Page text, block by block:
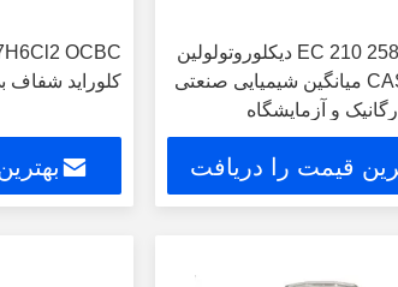
شماره EC 210 258 8 2 دیکلوروتولولین
CAS 611 19 8 میانگین شیمیایی صنعتی
و آزمایشگاه
قیمت را دریافت
کلوراید شفاف